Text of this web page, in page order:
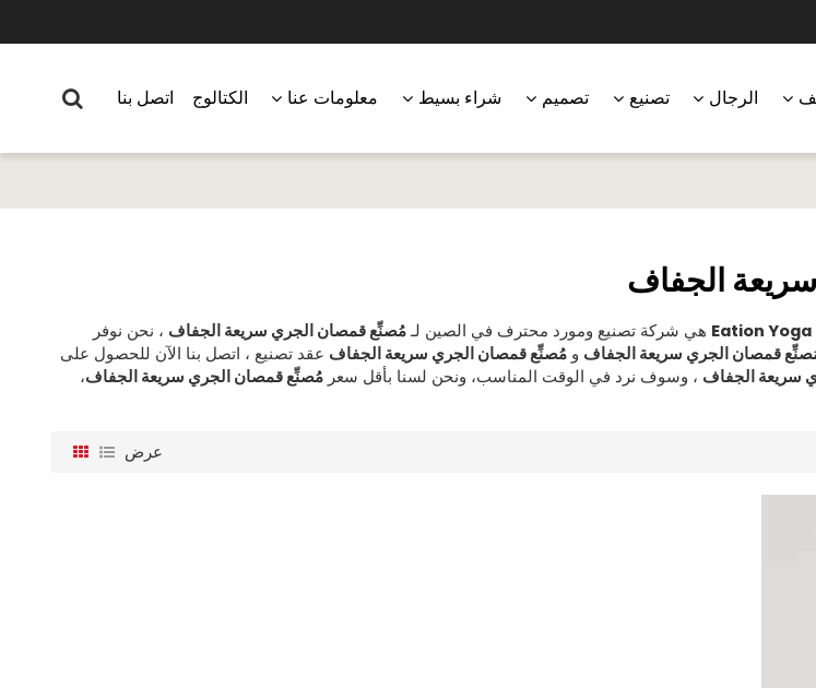
الرجال تصنيع تصميم شراء بسيط معلومات عنا الكتالوج اتصل بنا
الجفاف
Eation هي شركة تصنيع ومورد محترف في الصين لـمُصنِّع قمصان الجري سريعة الجفاف ، نحن نوفر
قمصان الجري سريعة الجفاف و مُصنِّع قمصان الجري سريعة الجفاف عقد تصنيع ، اتصل بنا الآن للحصول على
سريعة الجفاف ، وسوف نرد في الوقت المناسب، ونحن لسنا بأقل سعر مُصنِّع قمصان الجري سريعة الجفاف،
عرض